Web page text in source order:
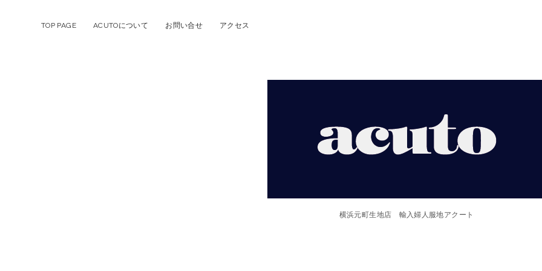
TOP PAGE ACUTOについて お問い合せ アクセス
【ACUTO】
浜
横浜元町生地店 輸入婦人服地アクート